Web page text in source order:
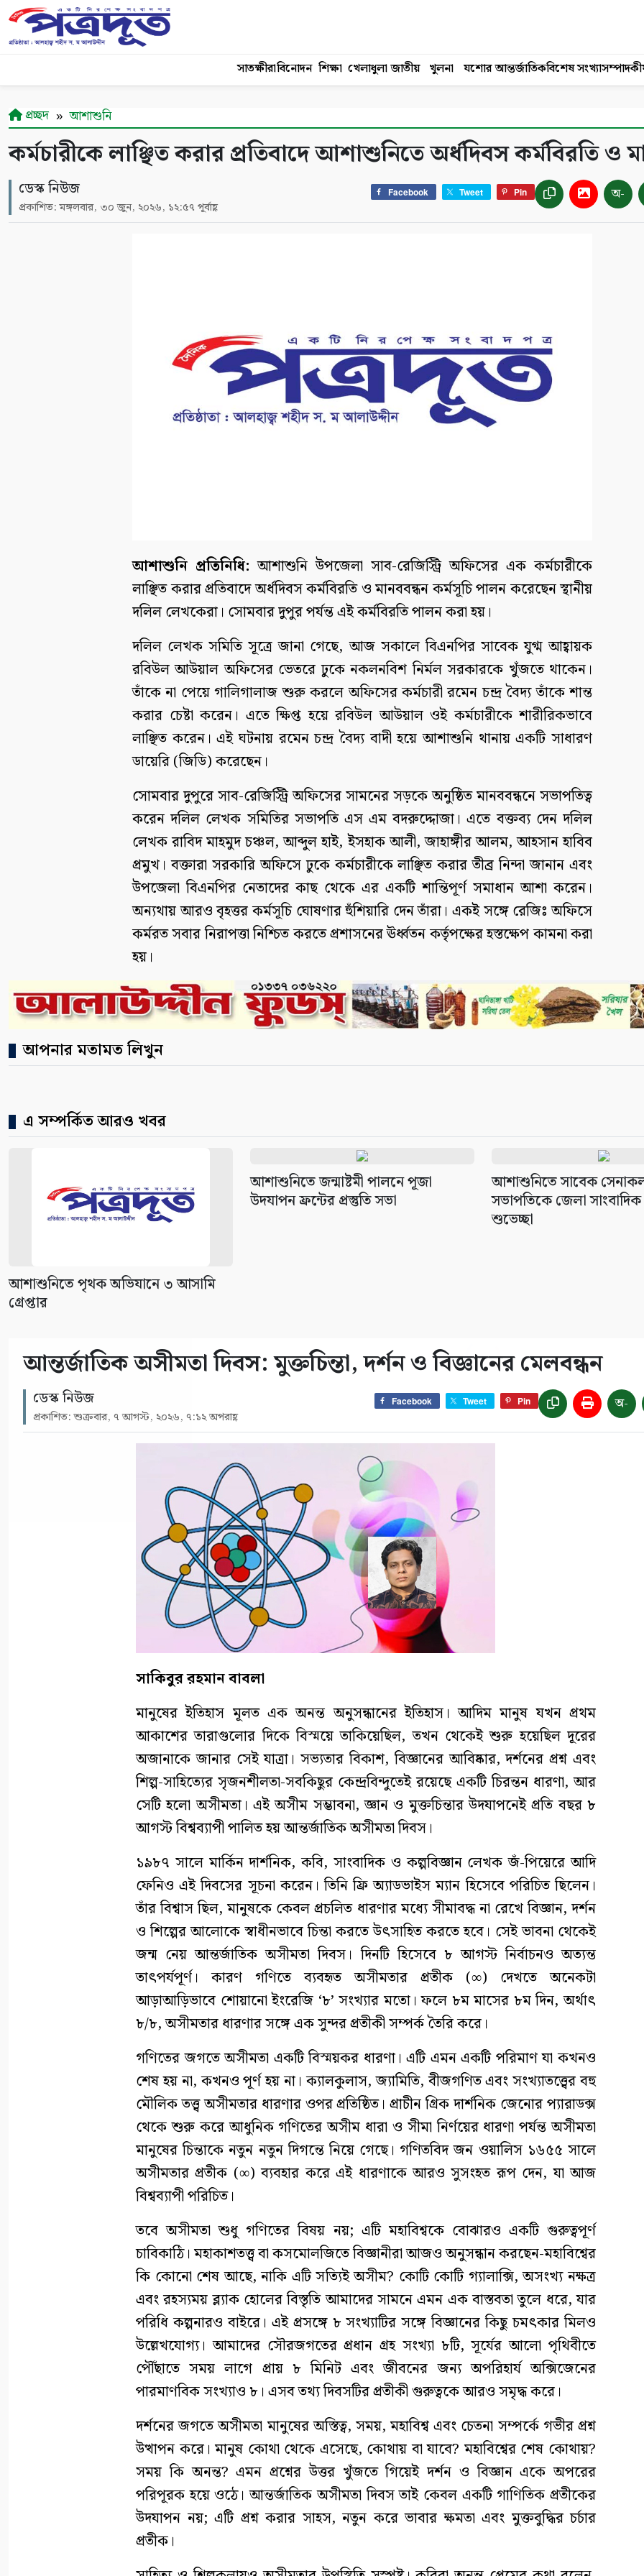
সাতক্ষীরাবিনোদন শিক্ষা খেলাধুলা জাতীয় খুলনা যশোর আন্তর্জাতিকবিশেষ সংখ্যা
প্রচ্ছদ আশাশুনি
কর্মচারীকে লাঞ্ছিত করার প্রতিবাদে আশাশুনিতে অর্ধদিবস কর্মবিরতি ও
ডেস্ক নিউজ
প্রকাশিত: মঙ্গলবার, ৩০ জুন, ২০২৬, ১২:৫৭ পূর্বাহ্ণ
Facebook Tweet Pin অ-
আশাশুনি প্রতিনিধি: আশাশুনি উপজেলা সাব-রেজিস্ট্রি অফিসের এক কর্মচারীকে
লাঞ্ছিত করার প্রতিবাদে অর্ধদিবস কর্মবিরতি ও মানববন্ধন কর্মসূচি পালন করেছেন স্থানীয়
দলিল লেখকেরা। সোমবার দুপুর পর্যন্ত এই কর্মবিরতি পালন করা হয়।
দলিল লেখক সমিতি সূত্রে জানা গেছে, আজ সকালে বিএনপির সাবেক যুগ্ম আহ্বায়ক
রবিউল আউয়াল অফিসের ভেতরে ঢুকে নকলনবিশ নির্মল সরকারকে খুঁজতে থাকেন।
তাঁকে না পেয়ে গালিগালাজ শুরু করলে অফিসের কর্মচারী রমেন চন্দ্র বৈদ্য তাঁকে শান্ত
করার চেষ্টা করেন। এতে ক্ষিপ্ত হয়ে রবিউল আউয়াল ওই কর্মচারীকে শারীরিকভাবে
লাঞ্ছিত করেন। এই ঘটনায় রমেন চন্দ্র বৈদ্য বাদী হয়ে আশাশুনি থানায় একটি সাধারণ
ডায়েরি (জিডি) করেছেন।
সোমবার দুপুরে সাব-রেজিস্ট্রি অফিসের সামনের সড়কে অনুষ্ঠিত মানববন্ধনে সভাপতিত্ব
করেন দলিল লেখক সমিতির সভাপতি এস এম বদরুদ্দোজা। এতে বক্তব্য দেন দলিল
লেখক রাবিদ মাহমুদ চঞ্চল, আব্দুল হাই, ইসহাক আলী, জাহাঙ্গীর আলম, আহসান হাবিব
প্রমুখ। বক্তারা সরকারি অফিসে ঢুকে কর্মচারীকে লাঞ্ছিত করার তীব্র নিন্দা জানান এবং
উপজেলা বিএনপির নেতাদের কাছ থেকে এর একটি শান্তিপূর্ণ সমাধান আশা করেন।
অন্যথায় আরও বৃহত্তর কর্মসূচি ঘোষণার হুঁশিয়ারি দেন তাঁরা। একই সঙ্গে রেজিঃ অফিসে
কর্মরত সবার নিরাপত্তা নিশ্চিত করতে প্রশাসনের ঊর্ধ্বতন কর্তৃপক্ষের হস্তক্ষেপ কামনা করা
হয়।
আপনার মতামত লিখুন
এ সম্পর্কিত আরও খবর
আশাশুনিতে পৃথক অভিযানে ৩ আসামি
গ্রেপ্তার
আশাশুনিতে জন্মাষ্টমী পালনে পূজা
উদযাপন ফ্রন্টের প্রস্তুতি সভা
আশাশুনিতে সাবেক
সভাপতিকে জেলা
শুভেচ্ছা
আন্তর্জাতিক অসীমতা দিবস: মুক্তচিন্তা, দর্শন ও বিজ্ঞানের মেলবন্ধন
ডেস্ক নিউজ
প্রকাশিত: শুক্রবার, ৭ আগস্ট, ২০২৬, ৭:১২ অপরাহ্ণ
Facebook Tweet Pin অ-
সাকিবুর রহমান বাবলা
মানুষের ইতিহাস মূলত এক অনন্ত অনুসন্ধানের ইতিহাস। আদিম মানুষ যখন প্রথম
আকাশের তারাগুলোর দিকে বিস্ময়ে তাকিয়েছিল, তখন থেকেই শুরু হয়েছিল দূরের
অজানাকে জানার সেই যাত্রা। সভ্যতার বিকাশ, বিজ্ঞানের আবিষ্কার, দর্শনের প্রশ্ন এবং
শিল্প-সাহিত্যের সৃজনশীলতা-সবকিছুর কেন্দ্রবিন্দুতেই রয়েছে একটি চিরন্তন ধারণা, আর
সেটি হলো অসীমতা। এই অসীম সম্ভাবনা, জ্ঞান ও মুক্তচিন্তার উদযাপনেই প্রতি বছর ৮
আগস্ট বিশ্বব্যাপী পালিত হয় আন্তর্জাতিক অসীমতা দিবস।
১৯৮৭ সালে মার্কিন দার্শনিক, কবি, সাংবাদিক ও কল্পবিজ্ঞান লেখক জঁ-পিয়েরে আদি
ফেনিও এই দিবসের সূচনা করেন। তিনি ফ্রি অ্যাডভাইস ম্যান হিসেবে পরিচিত ছিলেন।
তাঁর বিশ্বাস ছিল, মানুষকে কেবল প্রচলিত ধারণার মধ্যে সীমাবদ্ধ না রেখে বিজ্ঞান, দর্শন
ও শিল্পের আলোকে স্বাধীনভাবে চিন্তা করতে উৎসাহিত করতে হবে। সেই ভাবনা থেকেই
জন্ম নেয় আন্তর্জাতিক অসীমতা দিবস। দিনটি হিসেবে ৮ আগস্ট নির্বাচনও অত্যন্ত
তাৎপর্যপূর্ণ। কারণ গণিতে ব্যবহৃত অসীমতার প্রতীক (∞) দেখতে অনেকটা
আড়াআড়িভাবে শোয়ানো ইংরেজি ‘৮’ সংখ্যার মতো। ফলে ৮ম মাসের ৮ম দিন, অর্থাৎ
৮/৮, অসীমতার ধারণার সঙ্গে এক সুন্দর প্রতীকী সম্পর্ক তৈরি করে।
গণিতের জগতে অসীমতা একটি বিস্ময়কর ধারণা। এটি এমন একটি পরিমাণ যা কখনও
শেষ হয় না, কখনও পূর্ণ হয় না। ক্যালকুলাস, জ্যামিতি, বীজগণিত এবং সংখ্যাতত্ত্বের বহু
মৌলিক তত্ত্ব অসীমতার ধারণার ওপর প্রতিষ্ঠিত। প্রাচীন গ্রিক দার্শনিক জেনোর প্যারাডক্স
থেকে শুরু করে আধুনিক গণিতের অসীম ধারা ও সীমা নির্ণয়ের ধারণা পর্যন্ত অসীমতা
মানুষের চিন্তাকে নতুন নতুন দিগন্তে নিয়ে গেছে। গণিতবিদ জন ওয়ালিস ১৬৫৫ সালে
অসীমতার প্রতীক (∞) ব্যবহার করে এই ধারণাকে আরও সুসংহত রূপ দেন, যা আজ
বিশ্বব্যাপী পরিচিত।
তবে অসীমতা শুধু গণিতের বিষয় নয়; এটি মহাবিশ্বকে বোঝারও একটি গুরুত্বপূর্ণ
চাবিকাঠি। মহাকাশতত্ত্ব বা কসমোলজিতে বিজ্ঞানীরা আজও অনুসন্ধান করছেন-মহাবিশ্বের
কি কোনো শেষ আছে, নাকি এটি সত্যিই অসীম? কোটি কোটি গ্যালাক্সি, অসংখ্য নক্ষত্র
এবং রহস্যময় ব্ল্যাক হোলের বিস্তৃতি আমাদের সামনে এমন এক বাস্তবতা তুলে ধরে, যার
পরিধি কল্পনারও বাইরে। এই প্রসঙ্গে ৮ সংখ্যাটির সঙ্গে বিজ্ঞানের কিছু চমৎকার মিলও
উল্লেখযোগ্য। আমাদের সৌরজগতের প্রধান গ্রহ সংখ্যা ৮টি, সূর্যের আলো পৃথিবীতে
পৌঁছাতে সময় লাগে প্রায় ৮ মিনিট এবং জীবনের জন্য অপরিহার্য অক্সিজেনের
পারমাণবিক সংখ্যাও ৮। এসব তথ্য দিবসটির প্রতীকী গুরুত্বকে আরও সমৃদ্ধ করে।
দর্শনের জগতে অসীমতা মানুষের অস্তিত্ব, সময়, মহাবিশ্ব এবং চেতনা সম্পর্কে গভীর প্রশ্ন
উত্থাপন করে। মানুষ কোথা থেকে এসেছে, কোথায় বা যাবে? মহাবিশ্বের শেষ কোথায়?
সময় কি অনন্ত? এমন প্রশ্নের উত্তর খুঁজতে গিয়েই দর্শন ও বিজ্ঞান একে অপরের
পরিপূরক হয়ে ওঠে। আন্তর্জাতিক অসীমতা দিবস তাই কেবল একটি গাণিতিক প্রতীকের
উদযাপন নয়; এটি প্রশ্ন করার সাহস, নতুন করে ভাবার ক্ষমতা এবং মুক্তবুদ্ধির চর্চার
প্রতীক।